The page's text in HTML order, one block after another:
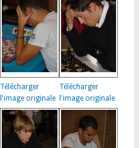
Télécharger
l'image originale
Télécharger
l'image originale